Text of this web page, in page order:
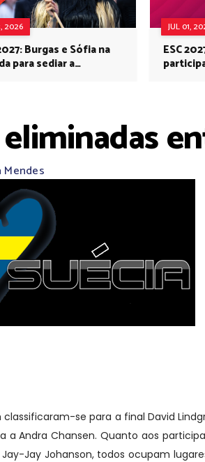
2026
Burgas e Sófia na
para sediar a
JUL 01,
ESC
eliminadas
Mendes
se para a final David
a Andra Chansen. Quanto aos
Jay Johanson, todos ocupam